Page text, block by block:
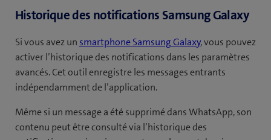
Historique des notifications Samsung Galaxy
Si vous avez un smartphone Samsung Galaxy, vous pouvez
activer l’historique des notifications dans les paramètres
avancés. Cet outil enregistre les messages entrants
indépendamment de l’application.
Même si un message a été supprimé dans WhatsApp, son
contenu peut être consulté via l’historique des